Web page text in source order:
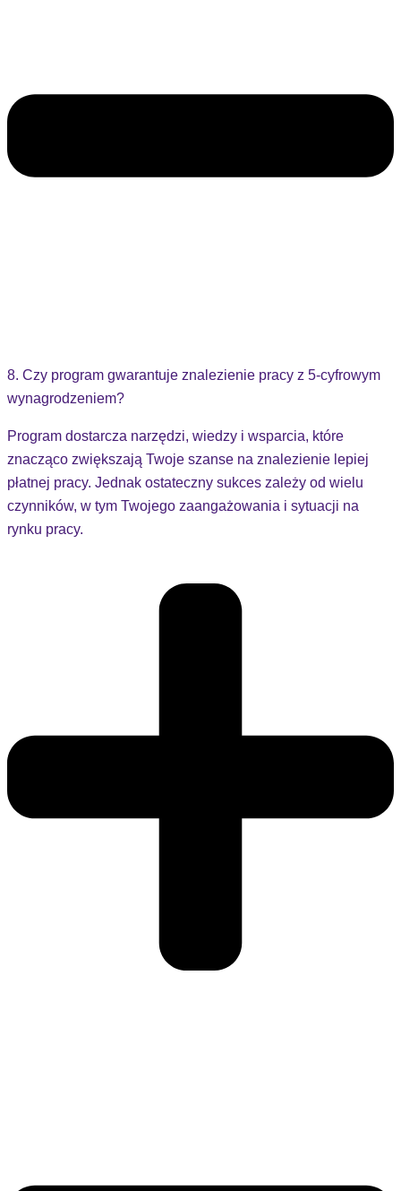
8. Czy program gwarantuje znalezienie pracy z 5-cyfrowym
wynagrodzeniem?
Program dostarcza narzędzi, wiedzy i wsparcia, które
znacząco zwiększają Twoje szanse na znalezienie lepiej
płatnej pracy. Jednak ostateczny sukces zależy od wielu
czynników, w tym Twojego zaangażowania i sytuacji na
rynku pracy.